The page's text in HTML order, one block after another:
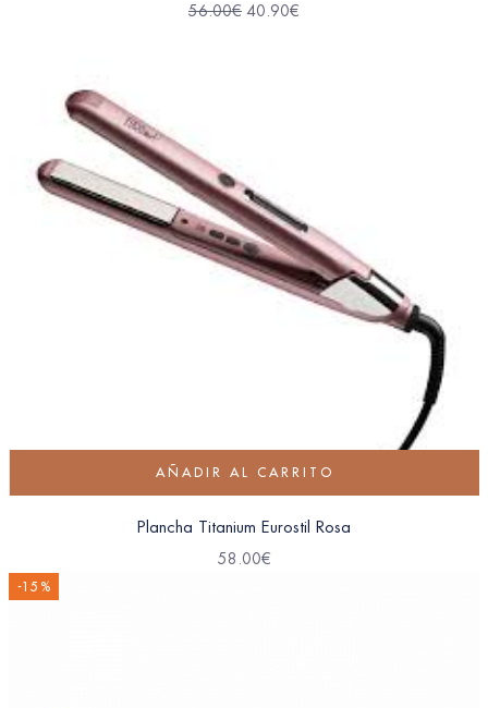
56.00€ 40.90€
AÑADIR AL CARRITO
Plancha Titanium Eurostil Rosa
58.00€
-15 %